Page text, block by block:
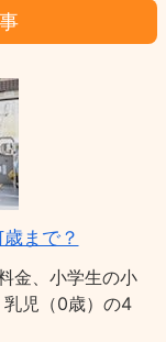
まで？
金、小学生の小
乳児（0歳）の4